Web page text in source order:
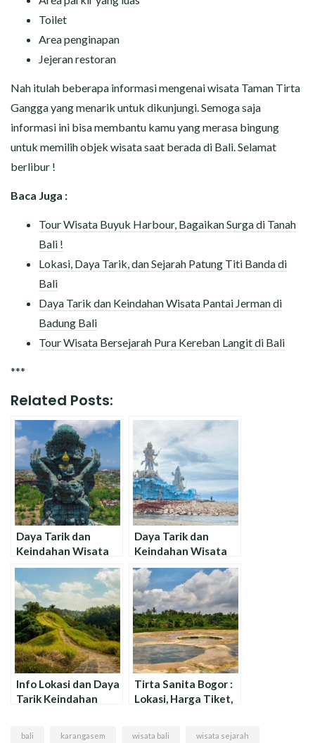
Toilet
Area penginapan
Jejeran restoran
Nah itulah beberapa informasi mengenai wisata Taman Tirta
Gangga yang menarik untuk dikunjungi. Semoga saja
informasi ini bisa membantu kamu yang merasa bingung
untuk memilih objek wisata saat berada di Bali. Selamat
berlibur !
Baca Juga :
Tour Wisata Buyuk Harbour, Bagaikan Surga di Tanah
Bali !
Lokasi, Daya Tarik, dan Sejarah Patung Titi Banda di
Bali
Daya Tarik dan Keindahan Wisata Pantai Jerman di
Badung Bali
Tour Wisata Bersejarah Pura Kereban Langit di Bali
***
Related Posts:
Daya Tarik dan
Keindahan Wisata
Garuda Wisnu
Kencana di Bali
Daya Tarik dan
Keindahan Wisata
Pantai Jerman di
Badung Bali
Info Lokasi dan Daya
Tarik Keindahan
Tirta Sanita Bogor :
Lokasi, Harga Tiket,
bali karangasem wisata bali wisata sejarah